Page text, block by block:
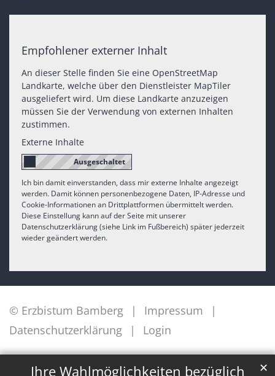
Ihre Wahlmöglichkeiten bezüglich ✕
Empfohlener externer Inhalt
An dieser Stelle finden Sie eine OpenStreetMap
Landkarte, welche über den Dienstleister MapTiler
ausgeliefert wird. Um diese Landkarte anzuzeigen
müssen Sie der Verwendung von externen Inhalten
zustimmen.
Externe Inhalte
Ich bin damit einverstanden, dass mir externe Inhalte angezeigt
werden. Damit können personenbezogene Daten, IP-Adresse und
Cookie-Informationen an Drittplattformen übermittelt werden.
Diese Einstellung kann auf der Seite mit unserer
Datenschutzerklärung (siehe Link im Fußbereich) später jederzeit
wieder geändert werden.
© Erzbistum Bamberg
Impressum
Datenschutzerklärung
Login